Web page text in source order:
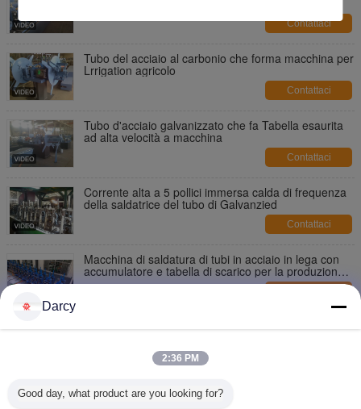
Contattaci
Tubo del acciaio al carbonio che forma macchina per
Lrrigation agricolo
Contattaci
Tubo d'acciaio galvanizzato che fa Tabella esaurita
ad alta velocità a macchina
Contattaci
Corrente alta a 5 pollici immersa calda di frequenza
della saldatrice del tubo di Galvanzied
Contattaci
Macchina di saldatura di tubi in acciaio in lega con
accumulatore e tabella di scarico per la produzione
continua di tubi industriali
Idro macchina di prova di 3 grande dell'acciaio
Tubo dell'acciaio rapido che fa macchina per
Darcy
2:36 PM
Good day, what product are you looking for?